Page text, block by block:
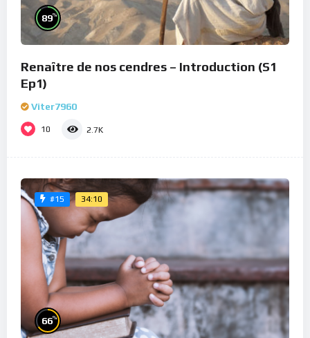
89%
Renaître de nos cendres – Introduction (S1
Ep1)
Viter7960
10 2.7K
#15 34:10
66%